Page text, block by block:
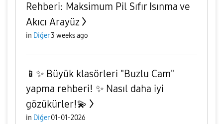
Rehberi: Maksimum Pil Sıfır Isınma ve
Akıcı Arayüz
in Diğer3 weeks ago
📱✨️ Büyük klasörleri "Buzlu Cam"
yapma rehberi! ✨️ Nasıl daha iyi
gözükürler!💫
in Diğer 01-01-2026